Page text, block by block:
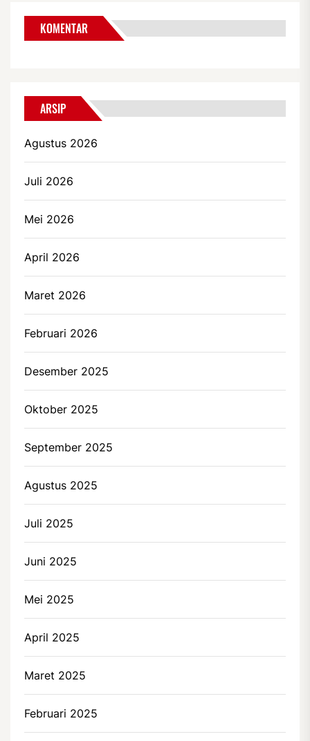
KOMENTAR
ARSIP
Agustus 2026
Juli 2026
Mei 2026
April 2026
Maret 2026
Februari 2026
Desember 2025
Oktober 2025
September 2025
Agustus 2025
Juli 2025
Juni 2025
Mei 2025
April 2025
Maret 2025
Februari 2025